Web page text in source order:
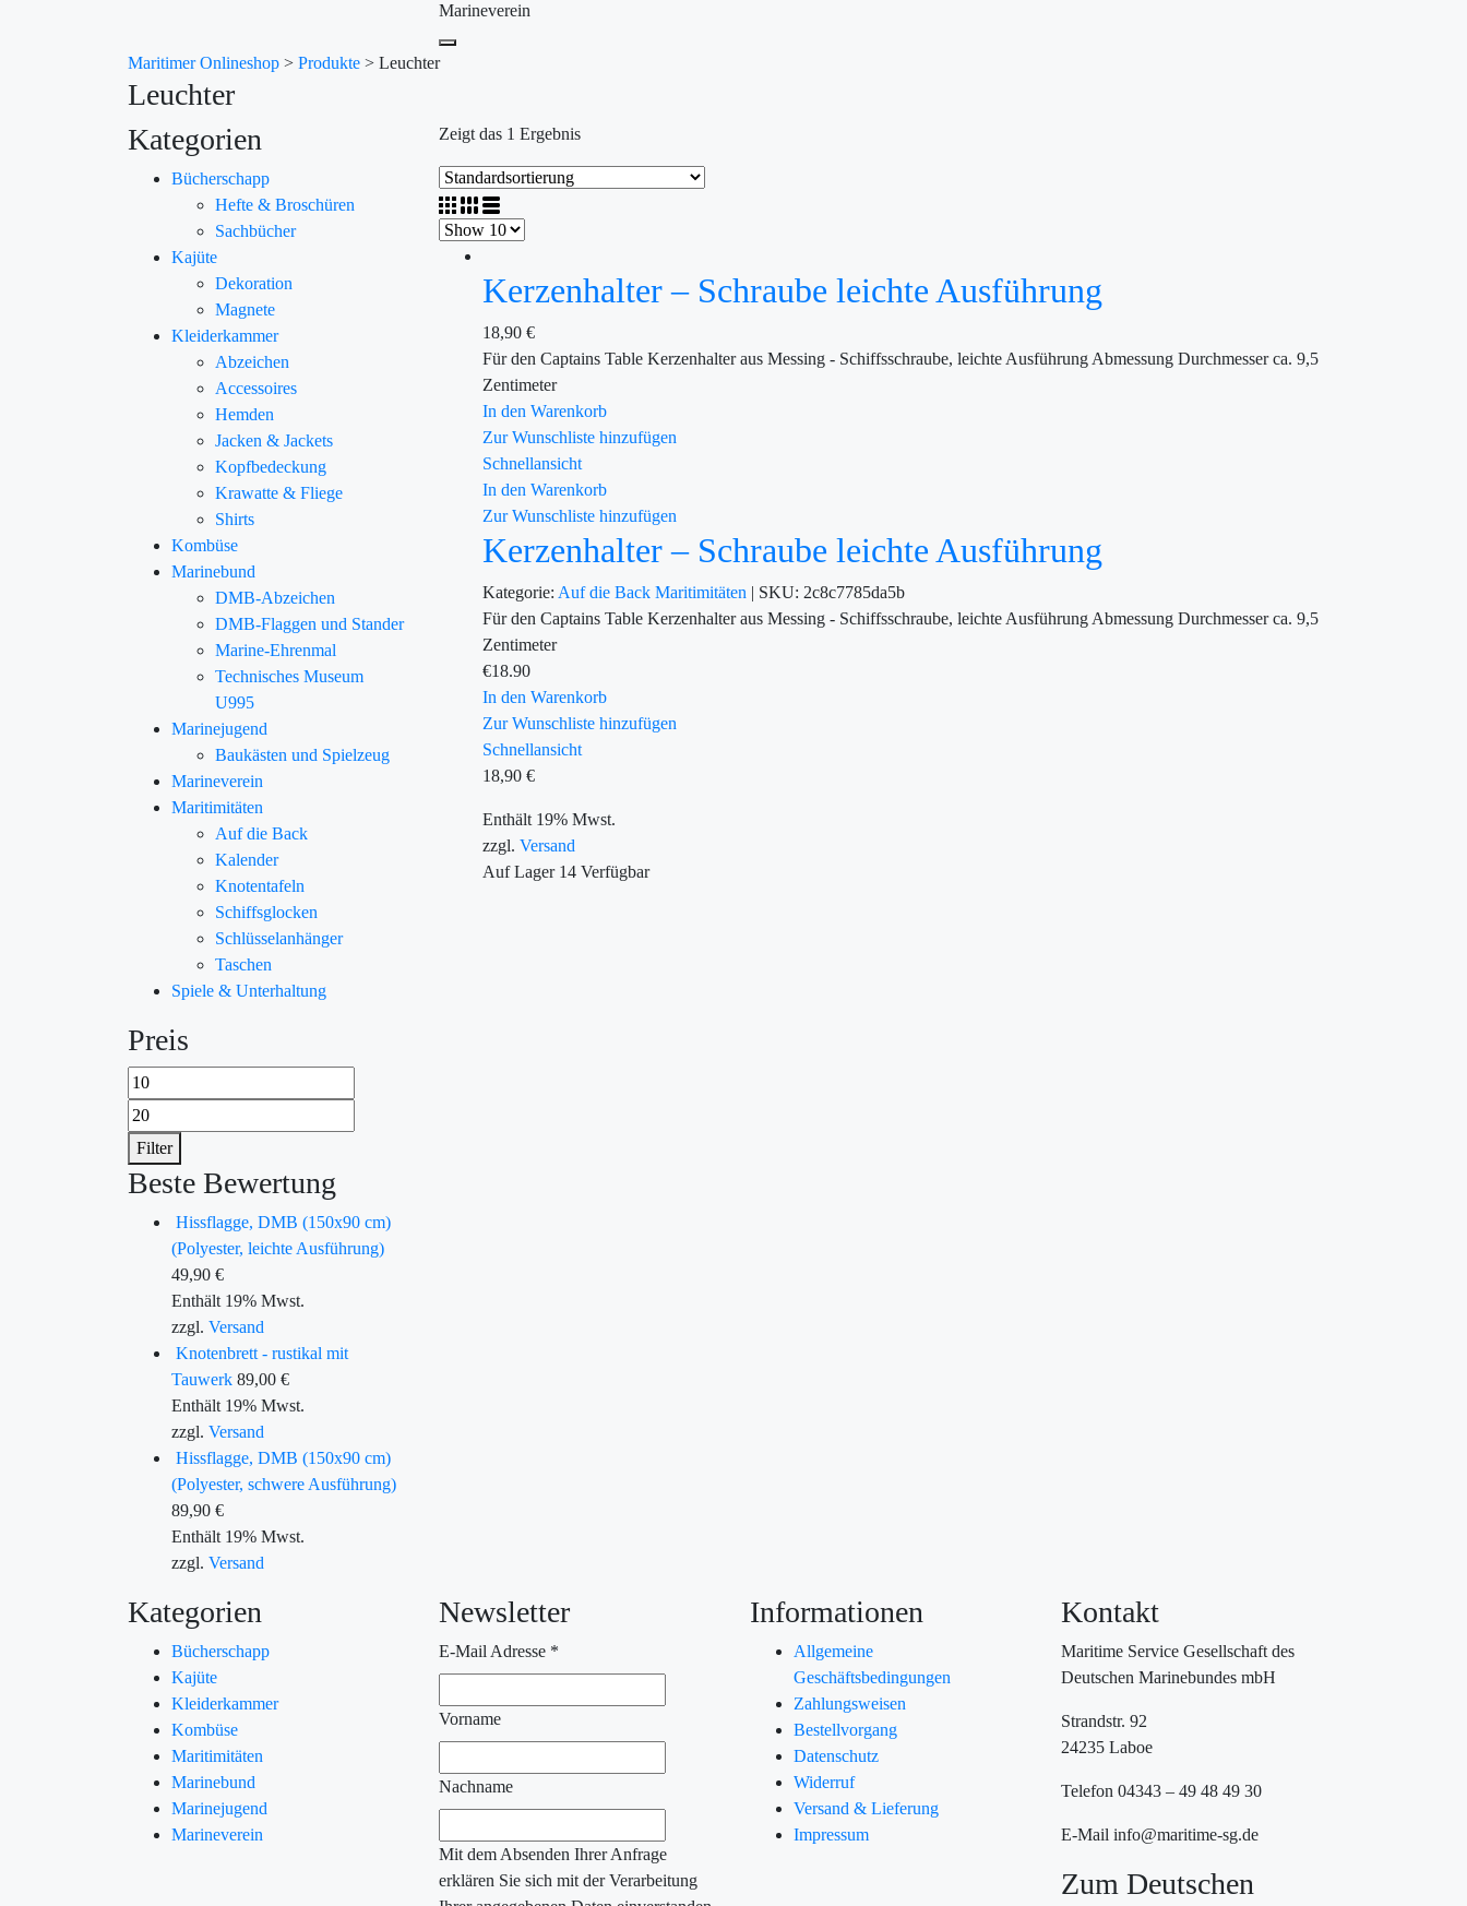
Marineverein
Maritimer Onlineshop > Produkte > Leuchter
Leuchter
Kategorien
Bücherschapp
Hefte & Broschüren
Sachbücher
Kajüte
Dekoration
Magnete
Kleiderkammer
Abzeichen
Accessoires
Hemden
Jacken & Jackets
Kopfbedeckung
Krawatte & Fliege
Shirts
Kombüse
Marinebund
DMB-Abzeichen
DMB-Flaggen und Stander
Marine-Ehrenmal
Technisches Museum
U995
Marinejugend
Baukästen und Spielzeug
Marineverein
Maritimitäten
Auf die Back
Kalender
Knotentafeln
Schiffsglocken
Schlüsselanhänger
Taschen
Spiele & Unterhaltung
Preis
Filter
Beste Bewertung
Hissflagge, DMB (150x90 cm)
(Polyester, leichte Ausführung)
49,90 €
Enthält 19% Mwst.
zzgl. Versand
Knotenbrett - rustikal mit
Tauwerk 89,00 €
Enthält 19% Mwst.
zzgl. Versand
Hissflagge, DMB (150x90 cm)
(Polyester, schwere Ausführung)
89,90 €
Enthält 19% Mwst.
zzgl. Versand
Zeigt das 1 Ergebnis
Kerzenhalter – Schraube leichte Ausführung
18,90 €
Für den Captains Table Kerzenhalter aus Messing - Schiffsschraube, leichte Ausführung Abmessung Durchmesser ca. 9,5
Zentimeter
In den Warenkorb
Zur Wunschliste hinzufügen
Schnellansicht
In den Warenkorb
Zur Wunschliste hinzufügen
Kerzenhalter – Schraube leichte Ausführung
Kategorie: Auf die Back Maritimitäten | SKU: 2c8c7785da5b
Für den Captains Table Kerzenhalter aus Messing - Schiffsschraube, leichte Ausführung Abmessung Durchmesser ca. 9,5
Zentimeter
€18.90
In den Warenkorb
Zur Wunschliste hinzufügen
Schnellansicht
18,90 €
Enthält 19% Mwst.
zzgl. Versand
Auf Lager14 Verfügbar
Kategorien
Bücherschapp
Kajüte
Kleiderkammer
Kombüse
Maritimitäten
Marinebund
Marinejugend
Marineverein
Newsletter
E-Mail Adresse *
Vorname
Nachname
Mit dem Absenden Ihrer Anfrage
erklären Sie sich mit der Verarbeitung
Informationen
Allgemeine
Geschäftsbedingungen
Zahlungsweisen
Bestellvorgang
Datenschutz
Widerruf
Versand & Lieferung
Impressum
Kontakt
Maritime Service Gesellschaft des
Deutschen Marinebundes mbH
Strandstr. 92
24235 Laboe
Telefon 04343 – 49 48 49 30
E-Mail info@maritime-sg.de
Zum Deutschen